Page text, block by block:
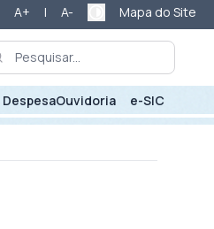
A+ | A- Mapa do Site
DespesaOuvidoria e-SIC